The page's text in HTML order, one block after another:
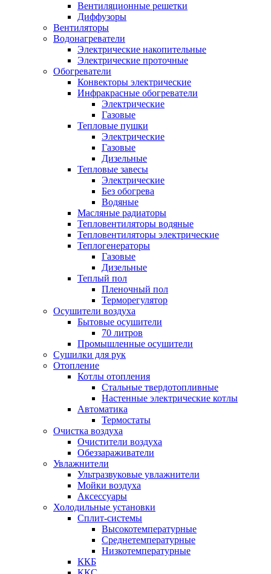
Вентиляционные решетки
Диффузоры
Вентиляторы
Водонагреватели
Электрические накопительные
Электрические проточные
Обогреватели
Конвекторы электрические
Инфракрасные обогреватели
Электрические
Газовые
Тепловые пушки
Электрические
Газовые
Дизельные
Тепловые завесы
Электрические
Без обогрева
Водяные
Масляные радиаторы
Тепловентиляторы водяные
Тепловентиляторы электрические
Теплогенераторы
Газовые
Дизельные
Теплый пол
Пленочный пол
Терморегулятор
Осушители воздуха
Бытовые осушители
70 литров
Промышленные осушители
Сушилки для рук
Отопление
Котлы отопления
Стальные твердотопливные
Настенные электрические котлы
Автоматика
Термостаты
Очистка воздуха
Очистители воздуха
Обеззараживатели
Увлажнители
Ультразвуковые увлажнители
Мойки воздуха
Аксессуары
Холодильные установки
Сплит-системы
Высокотемпературные
Среднетемпературные
Низкотемпературные
ККБ